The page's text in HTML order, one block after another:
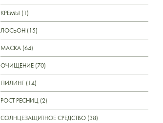
КРЕМЫ (1)
ЛОСЬОН (15)
МАСКА (64)
ОЧИЩЕНИЕ (70)
ПИЛИНГ (14)
РОСТ РЕСНИЦ (2)
СОЛНЦЕЗАЩИТНОЕ СРЕДСТВО (38)